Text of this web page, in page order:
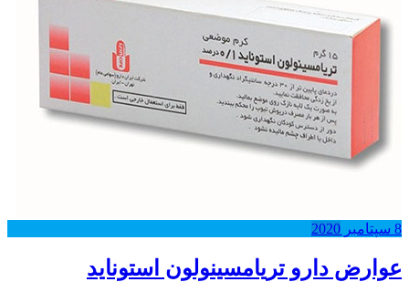
8 سپتامبر 2020
عوارض دارو تریامسینولون استوناید